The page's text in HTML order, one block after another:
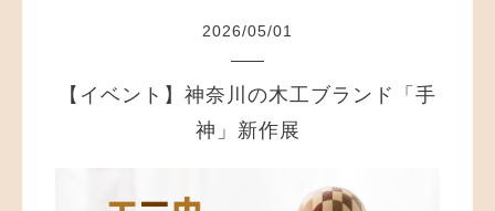
2026/05/01
【イベント】神奈川の木工ブランド「手
神」新作展